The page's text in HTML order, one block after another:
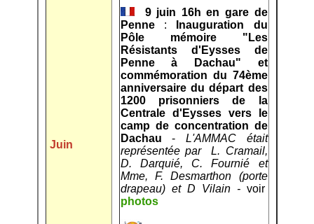
Juin
9 juin 16h en gare de
Penne:
Inauguration du
Pôle mémoire "Les
Résistants d'Eysses de
Penne à Dachau" et
commémoration du 74ème
anniversaire du départ des
1200 prisonniers de la
Centrale d'Eysses vers le
camp de concentration de
Dachau- L'AMMAC était
représentée par L. Cramail,
D. Darquié, C. Fournié et
Mme, F. Desmarthon (porte
drapeau) et D Vilain - voir
photos